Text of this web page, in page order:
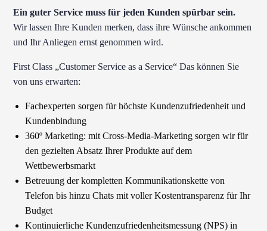
Ein guter Service muss für jeden Kunden spürbar sein.
Wir lassen Ihre Kunden merken, dass ihre Wünsche ankommen
und Ihr Anliegen ernst genommen wird.
First Class „Customer Service as a Service“ Das können Sie
von uns erwarten:
Fachexperten sorgen für höchste Kundenzufriedenheit und
Kundenbindung
360º Marketing: mit Cross-Media-Marketing sorgen wir für
den gezielten Absatz Ihrer Produkte auf dem
Wettbewerbsmarkt
Betreuung der kompletten Kommunikationskette von
Telefon bis hinzu Chats mit voller Kostentransparenz für Ihr
Budget
Kontinuierliche Kundenzufriedenheitsmessung (NPS) in